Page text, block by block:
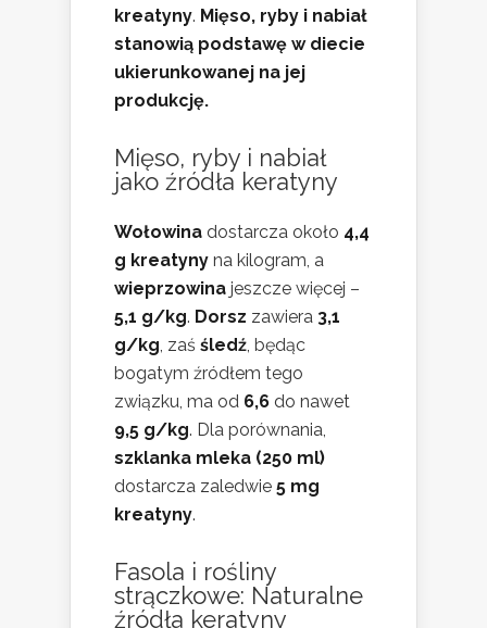
kreatyny. Mięso, ryby i nabiał
stanowią podstawę w diecie
ukierunkowanej na jej
produkcję.
Mięso, ryby i nabiał
jako źródła keratyny
Wołowina dostarcza około 4,4
g kreatyny na kilogram, a
wieprzowina jeszcze więcej –
5,1 g/kg. Dorsz zawiera 3,1
g/kg, zaś śledź, będąc
bogatym źródłem tego
związku, ma od 6,6 do nawet
9,5 g/kg. Dla porównania,
szklanka mleka (250 ml)
dostarcza zaledwie 5 mg
kreatyny.
Fasola i rośliny
strączkowe: Naturalne
źródła keratyny